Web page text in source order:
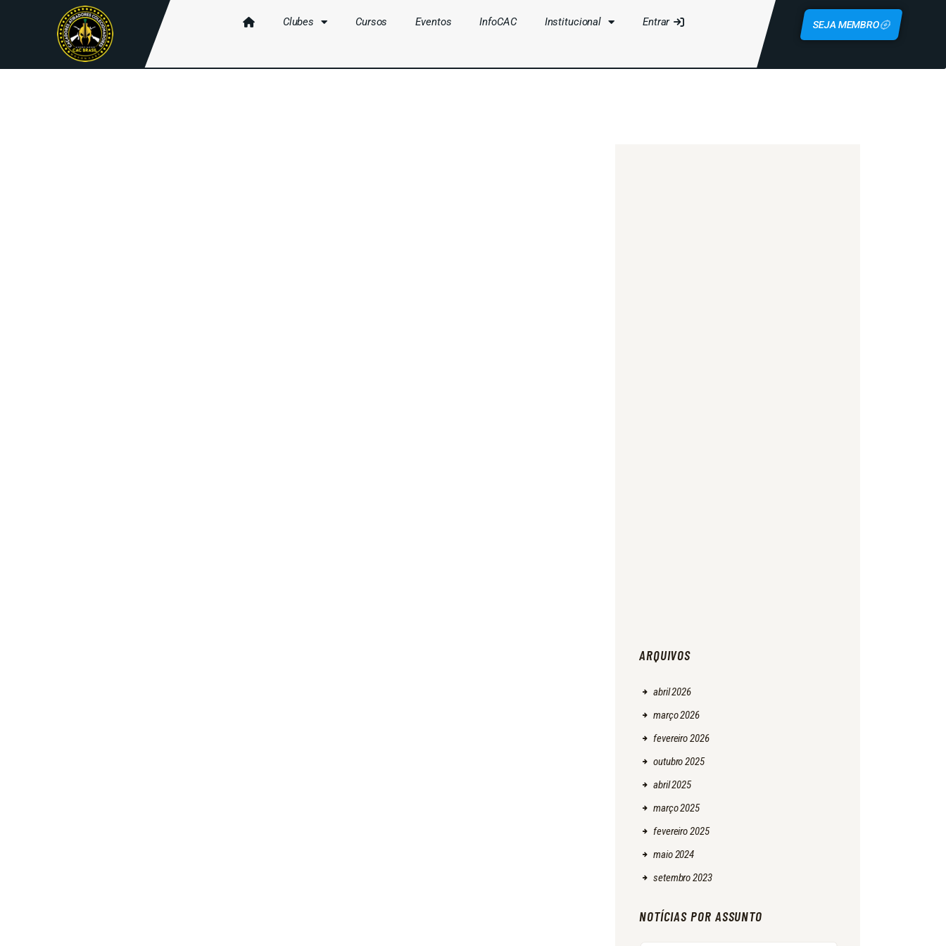
Clubes Cursos Eventos InfoCAC Institucional Entrar SEJA MEMBRO
ARQUIVOS
abril2026
março2026
fevereiro2026
outubro2025
abril2025
março2025
fevereiro2025
maio2024
setembro2023
NOTÍCIAS POR ASSUNTO